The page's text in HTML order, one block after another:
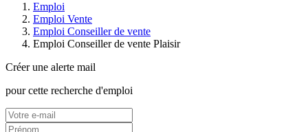
Emploi
Emploi Vente
Emploi Conseiller de vente
Emploi Conseiller de vente Plaisir
Créer une alerte mail
pour cette recherche d'emploi